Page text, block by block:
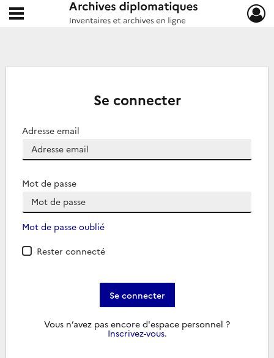
Archives diplomatiques
Ouvrir le menu déroulant
Se connecter
Adresse email
Mot de passe
Mot de passe oublié
Rester connecté
Se connecter
Vous n’avez pas encore d'espace personnel ?
Inscrivez-vous.